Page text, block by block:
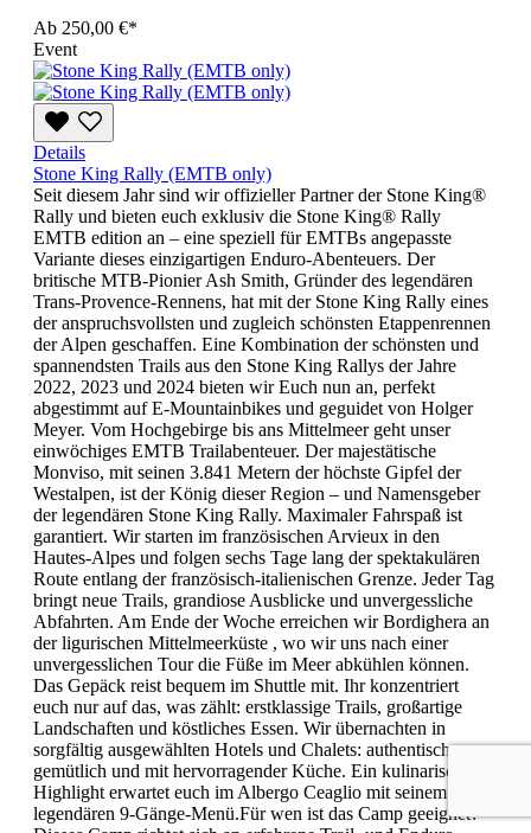
Ab 250,00 €*
Event
Details
Stone King Rally (EMTB only)
Seit diesem Jahr sind wir offizieller Partner der Stone King®
Rally und bieten euch exklusiv die Stone King® Rally
EMTB edition an – eine speziell für EMTBs angepasste
Variante dieses einzigartigen Enduro-Abenteuers. Der
britische MTB-Pionier Ash Smith, Gründer des legendären
Trans-Provence-Rennens, hat mit der Stone King Rally eines
der anspruchsvollsten und zugleich schönsten Etappenrennen
der Alpen geschaffen. Eine Kombination der schönsten und
spannendsten Trails aus den Stone King Rallys der Jahre
2022, 2023 und 2024 bieten wir Euch nun an, perfekt
abgestimmt auf E-Mountainbikes und geguidet von Holger
Meyer. Vom Hochgebirge bis ans Mittelmeer geht unser
einwöchiges EMTB Trailabenteuer. Der majestätische
Monviso, mit seinen 3.841 Metern der höchste Gipfel der
Westalpen, ist der König dieser Region – und Namensgeber
der legendären Stone King Rally. Maximaler Fahrspaß ist
garantiert. Wir starten im französischen Arvieux in den
Hautes-Alpes und folgen sechs Tage lang der spektakulären
Route entlang der französisch-italienischen Grenze. Jeder Tag
bringt neue Trails, grandiose Ausblicke und unvergessliche
Abfahrten. Am Ende der Woche erreichen wir Bordighera an
der ligurischen Mittelmeerküste , wo wir uns nach einer
unvergesslichen Tour die Füße im Meer abkühlen können.
Das Gepäck reist bequem im Shuttle mit. Ihr konzentriert
euch nur auf das, was zählt: erstklassige Trails, großartige
Landschaften und köstliches Essen. Wir übernachten in
sorgfältig ausgewählten Hotels und Chalets: authentisch,
gemütlich und mit hervorragender Küche. Ein kulinarisches
Highlight erwartet euch im Albergo Ceaglio mit seinem
legendären 9-Gänge-Menü.Für wen ist das Camp geeignet?